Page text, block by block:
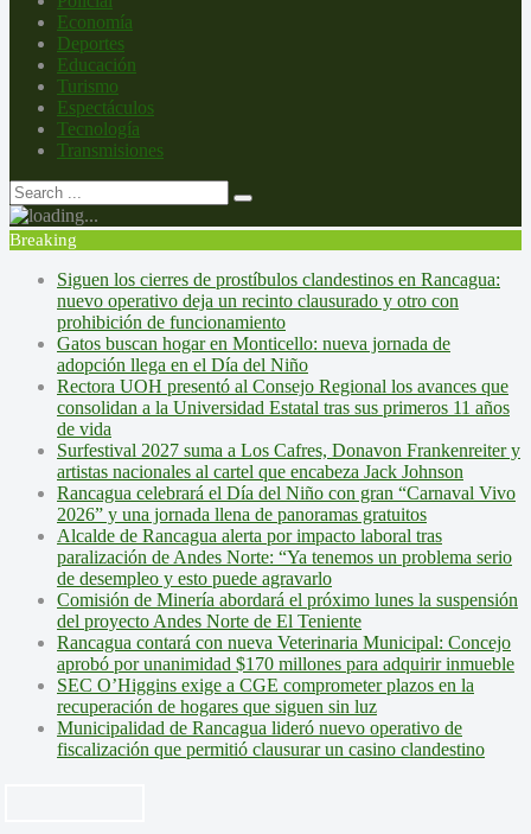
Economía
Deportes
Educación
Turismo
Espectáculos
Tecnología
Transmisiones
Breaking
Siguen los cierres de prostíbulos clandestinos en Rancagua:
nuevo operativo deja un recinto clausurado y otro con
prohibición de funcionamiento
Gatos buscan hogar en Monticello: nueva jornada de
adopción llega en el Día del Niño
Rectora UOH presentó al Consejo Regional los avances que
consolidan a la Universidad Estatal tras sus primeros 11 años
de vida
Surfestival 2027 suma a Los Cafres, Donavon Frankenreiter y
artistas nacionales al cartel que encabeza Jack Johnson
Rancagua celebrará el Día del Niño con gran “Carnaval Vivo
2026” y una jornada llena de panoramas gratuitos
Alcalde de Rancagua alerta por impacto laboral tras
paralización de Andes Norte: “Ya tenemos un problema serio
de desempleo y esto puede agravarlo
Comisión de Minería abordará el próximo lunes la suspensión
del proyecto Andes Norte de El Teniente
Rancagua contará con nueva Veterinaria Municipal: Concejo
aprobó por unanimidad $170 millones para adquirir inmueble
SEC O’Higgins exige a CGE comprometer plazos en la
recuperación de hogares que siguen sin luz
Municipalidad de Rancagua lideró nuevo operativo de
fiscalización que permitió clausurar un casino clandestino